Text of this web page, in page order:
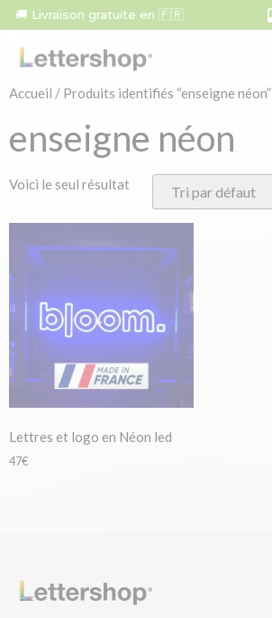
🚚 Livraison gratuite en 🇫🇷
Accueil / Produits identifiés “enseigne néon”
enseigne néon
Voici le seul résultat
Lettres et logo en Néon led
47€